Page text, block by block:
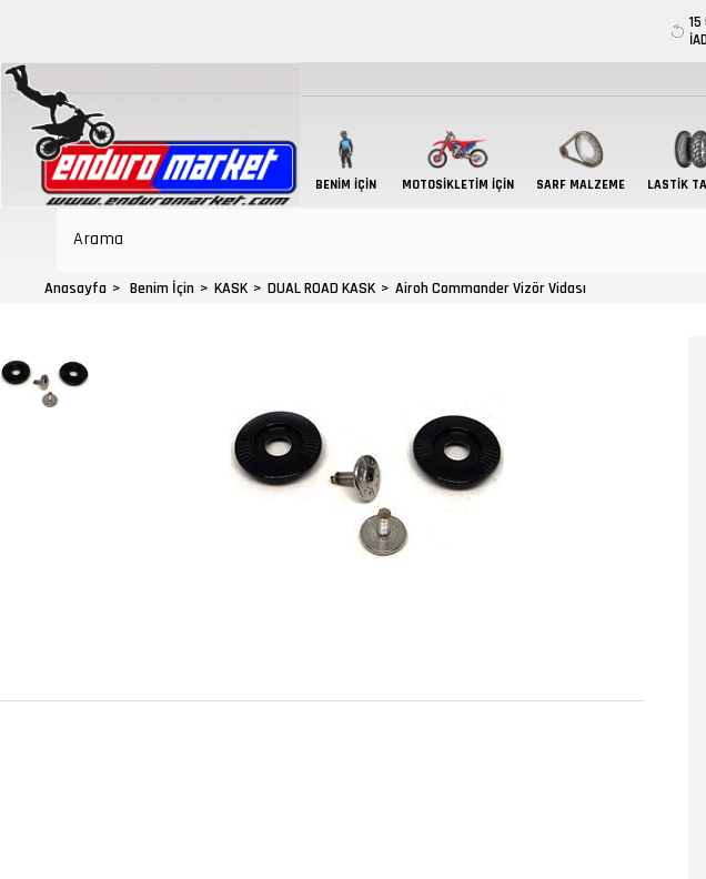
15
BENIM İÇIN MOTOSIKLETIM İÇIN SARF MALZEME LASTIK
Anasayfa Benim İçin KASK DUAL ROAD KASK Airoh Commander Vizör Vidası